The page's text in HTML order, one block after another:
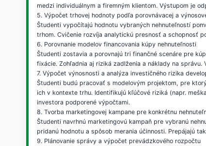
medzi individuálnym a firemným klientom. Výstupom je
5. Výpočet trhovej hodnoty podľa porovnávacej a
Študenti vypočítajú hodnotu vybraných nehnuteľností
trhom. Cvičenie rozvíja analytickú presnosť a schopnosť
6. Porovnanie modelov financovania kúpy nehnuteľnosti
Študenti zostavia a porovnajú tri finančné scenáre pre
fixácie. Zohľadnia aj riziká zadlženia a náklady na
7. Výpočet výnosnosti a analýza investičného rizika
Študenti budú pracovať s modelovým projektom, pre
ich v kontexte trhu. Identifikujú kľúčové riziká (napr.
investora podporené výpočtami.
8. Tvorba marketingovej kampane pre konkrétnu
Študenti navrhnú marketingovú kampaň pre vybranú
pridanú hodnotu a spôsob merania účinnosti. Prepájajú
9. Plánovanie správy a výpočet prevádzkového rozpočtu